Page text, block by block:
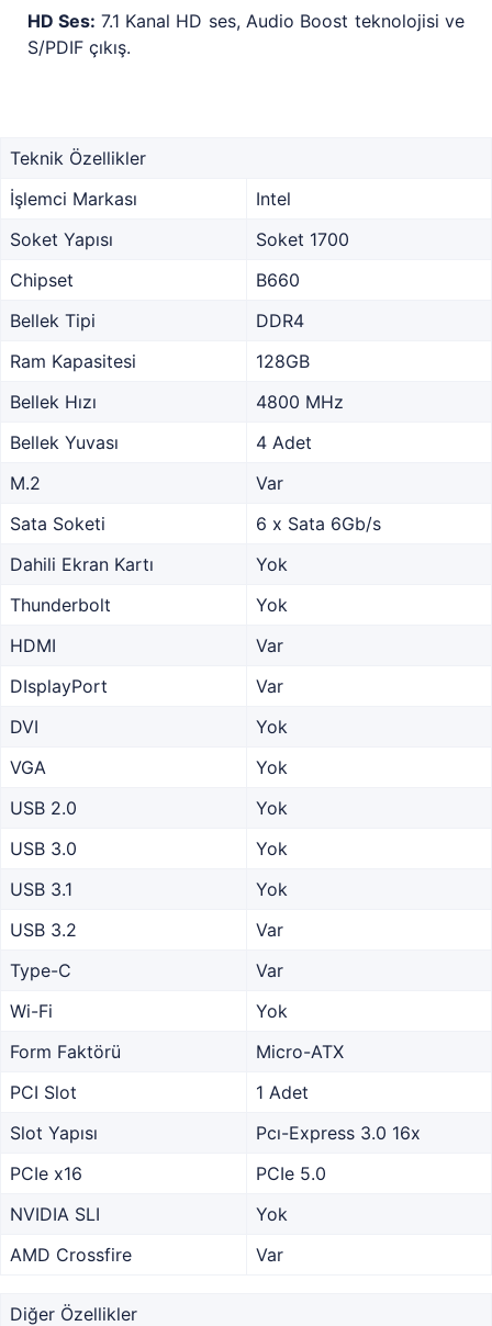
HD Ses: 7.1 Kanal HD ses, Audio Boost teknolojisi ve
S/PDIF çıkış.
Teknik Özellikler
İşlemci Markası
Intel
Soket Yapısı
Soket 1700
Chipset
B660
Bellek Tipi
DDR4
Ram Kapasitesi
128GB
Bellek Hızı
4800 MHz
Bellek Yuvası
4 Adet
M.2
Var
Sata Soketi
6 x Sata 6Gb/s
Dahili Ekran Kartı
Yok
Thunderbolt
Yok
HDMI
Var
DIsplayPort
Var
DVI
Yok
VGA
Yok
USB 2.0
Yok
USB 3.0
Yok
USB 3.1
Yok
USB 3.2
Var
Type-C
Var
Wi-Fi
Yok
Form Faktörü
Micro-ATX
PCI Slot
1 Adet
Slot Yapısı
Pcı-Express 3.0 16x
PCIe x16
PCIe 5.0
NVIDIA SLI
Yok
AMD Crossfire
Var
Diğer Özellikler